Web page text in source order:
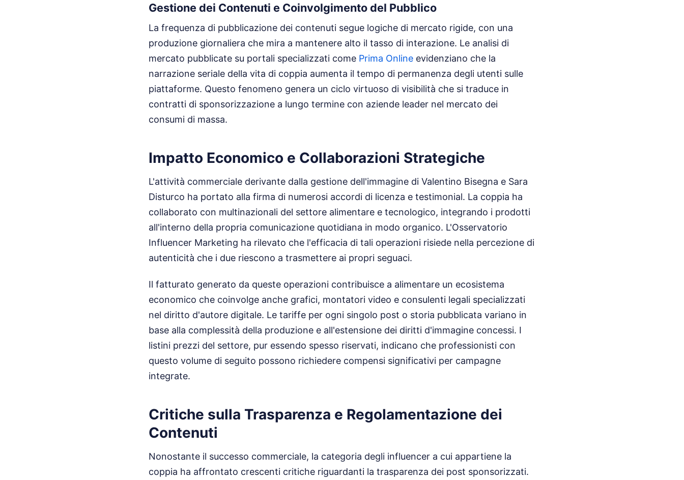
Gestione dei Contenuti e Coinvolgimento del Pubblico
La frequenza di pubblicazione dei contenuti segue logiche di mercato rigide, con una
produzione giornaliera che mira a mantenere alto il tasso di interazione. Le analisi di
mercato pubblicate su portali specializzati come Prima Online evidenziano che la
narrazione seriale della vita di coppia aumenta il tempo di permanenza degli utenti sulle
piattaforme. Questo fenomeno genera un ciclo virtuoso di visibilità che si traduce in
contratti di sponsorizzazione a lungo termine con aziende leader nel mercato dei
consumi di massa.
Impatto Economico e Collaborazioni Strategiche
L'attività commerciale derivante dalla gestione dell'immagine di Valentino Bisegna e Sara
Disturco ha portato alla firma di numerosi accordi di licenza e testimonial. La coppia ha
collaborato con multinazionali del settore alimentare e tecnologico, integrando i prodotti
all'interno della propria comunicazione quotidiana in modo organico. L'Osservatorio
Influencer Marketing ha rilevato che l'efficacia di tali operazioni risiede nella percezione di
autenticità che i due riescono a trasmettere ai propri seguaci.
Il fatturato generato da queste operazioni contribuisce a alimentare un ecosistema
economico che coinvolge anche grafici, montatori video e consulenti legali specializzati
nel diritto d'autore digitale. Le tariffe per ogni singolo post o storia pubblicata variano in
base alla complessità della produzione e all'estensione dei diritti d'immagine concessi. I
listini prezzi del settore, pur essendo spesso riservati, indicano che professionisti con
questo volume di seguito possono richiedere compensi significativi per campagne
integrate.
Critiche sulla Trasparenza e Regolamentazione dei
Contenuti
Nonostante il successo commerciale, la categoria degli influencer a cui appartiene la
coppia ha affrontato crescenti critiche riguardanti la trasparenza dei post sponsorizzati.